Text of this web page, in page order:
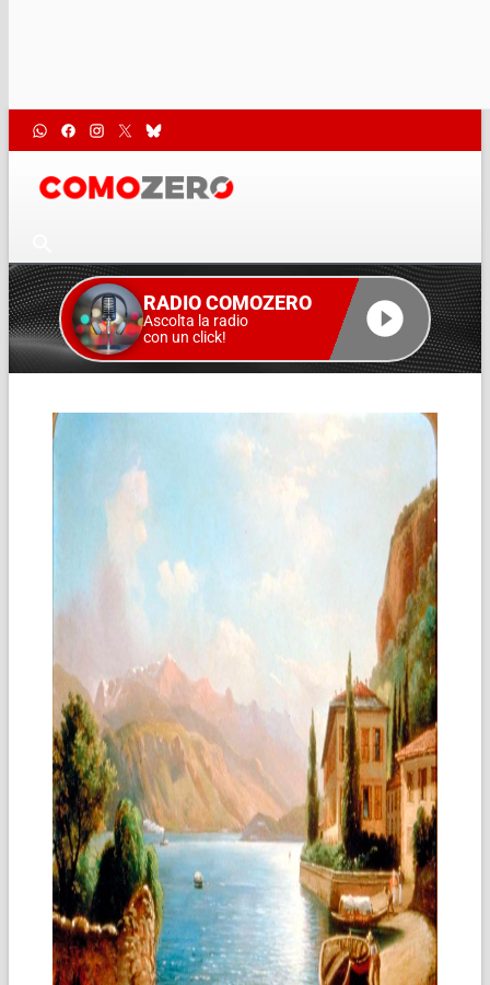
RADIO COMOZERO
Ascolta la radio
con un click!